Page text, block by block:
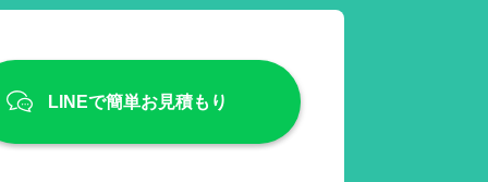
LINEで簡単お見積もり